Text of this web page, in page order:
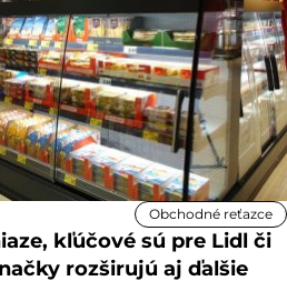
Obchodné reťazce
kľúčové sú pre Lidl či
rozširujú aj ďalšie